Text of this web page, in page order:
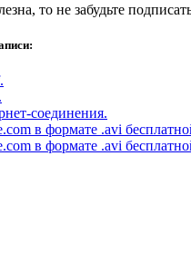
то не забудьте
соединения.
в формате .avi
в формате .avi